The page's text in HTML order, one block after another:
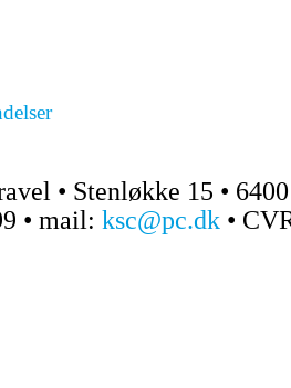
• Stenløkke 15 •
• mail: ksc@pc.dk•